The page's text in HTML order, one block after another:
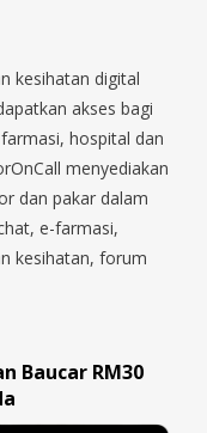
Pasir Ris,
Serangoon,
Tanjong Pagar,
Tengah, Upper East
Woodlands, West
kesihatan digital
akses bagi
hospital dan
menyediakan
dan pakar dalam
e-farmasi,
kesihatan, forum
Baucar RM30